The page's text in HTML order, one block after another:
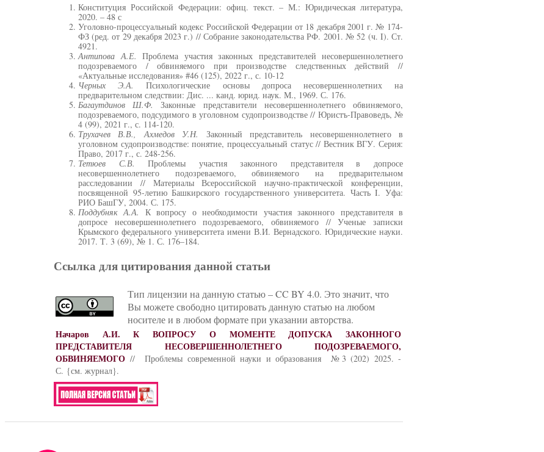
Конституция Российской Федерации: офиц. текст. – М.: Юридическая литература,
2020. – 48 с
Уголовно-процессуальный кодекс Российской Федерации от 18 декабря 2001 г. № 174-
ФЗ (ред. от 29 декабря 2023 г.) // Собрание законодательства РФ. 2001. № 52 (ч. I). Ст.
4921.
Антипова А.Е. Проблема участия законных представителей несовершеннолетнего
подозреваемого / обвиняемого при производстве следственных действий //
«Актуальные исследования» #46 (125), 2022 г., с. 10-12
Черных Э.А.
Психологические основы допроса несовершеннолетних на
предварительном следствии: Дис. ... канд. юрид. наук. М., 1969. С. 176.
Багаутдинов Ш.Ф.
Законные представители несовершеннолетнего обвиняемого,
подозреваемого, подсудимого в уголовном судопроизводстве // Юристъ-Правоведъ, №
4 (99), 2021 г., с. 114-120.
Трухачев В.В., Ахмедов У.Н.
Законный представитель несовершеннолетнего в
уголовном судопроизводстве: понятие, процессуальный статус // Вестник ВГУ. Серия:
Право, 2017 г., с. 248-256.
Тетюев С.В. Проблемы участия законного представителя в допросе
несовершеннолетнего подозреваемого, обвиняемого на предварительном
расследовании // Материалы Всероссийской научно-практической конференции,
посвященной 95-летию Башкирского государственного университета. Часть I. Уфа:
РИО БашГУ, 2004. С. 175.
Поддубняк А.А.
К вопросу о необходимости участия законного представителя в
допросе несовершеннолетнего подозреваемого, обвиняемого // Ученые записки
Крымского федерального университета имени В.И. Вернадского. Юридические науки.
2017. Т. 3 (69), № 1. С. 176–184.
Ссылка для цитирования данной статьи
Тип лицензии на данную статью – CC BY 4.0. Это значит, что
Вы можете свободно цитировать данную статью на любом
носителе и в любом формате при указании авторства.
Начаров А.И.
К ВОПРОСУ О МОМЕНТЕ ДОПУСКА ЗАКОННОГО
ПРЕДСТАВИТЕЛЯ НЕСОВЕРШЕННОЛЕТНЕГО ПОДОЗРЕВАЕМОГО,
ОБВИНЯЕМОГО // Проблемы современной науки и образования №3 (202) 2025. -
С. {см. журнал}.